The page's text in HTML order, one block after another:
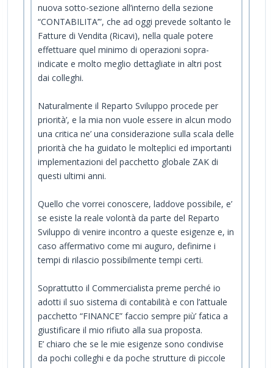
nuova sotto-sezione all’interno della sezione
“CONTABILITA’”, che ad oggi prevede soltanto le
Fatture di Vendita (Ricavi), nella quale potere
effettuare quel minimo di operazioni sopra-
indicate e molto meglio dettagliate in altri post
dai colleghi.
Naturalmente il Reparto Sviluppo procede per
priorità’, e la mia non vuole essere in alcun modo
una critica ne’ una considerazione sulla scala delle
priorità che ha guidato le molteplici ed importanti
implementazioni del pacchetto globale ZAK di
questi ultimi anni.
Quello che vorrei conoscere, laddove possibile, e’
se esiste la reale volontà da parte del Reparto
Sviluppo di venire incontro a queste esigenze e, in
caso affermativo come mi auguro, definirne i
tempi di rilascio possibilmente tempi certi.
Soprattutto il Commercialista preme perché io
adotti il suo sistema di contabilità e con l’attuale
pacchetto “FINANCE” faccio sempre più’ fatica a
giustificare il mio rifiuto alla sua proposta.
E’ chiaro che se le mie esigenze sono condivise
da pochi colleghi e da poche strutture di piccole